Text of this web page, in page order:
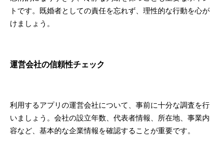
トです。既婚者としての責任を忘れず、理性的な行動を心が
けましょう。
運営会社の信頼性チェック
利用するアプリの運営会社について、事前に十分な調査を行
いましょう。会社の設立年数、代表者情報、所在地、事業内
容など、基本的な企業情報を確認することが重要です。